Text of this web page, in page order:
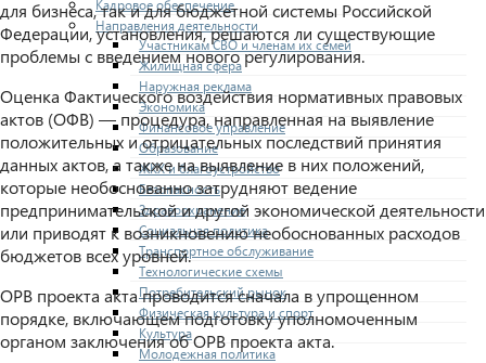
Кадровое обеспечение
Направления деятельности
Участникам СВО и членам их семей
Жилищная сфера
Наружная реклама
Экономика
Финансовое управление
Образование
ЖКХ и благоустройство
Безопасность
Здравоохранение
Социальная политика
Транспортное обслуживание
Технологические схемы
Потребительский рынок
Физическая культура и спорт
Культура
Молодежная политика
для бизнеса, так и для бюджетной системы Российской
Федерации, установления, решаются ли существующие
проблемы с введением нового регулирования.
Оценка Фактического воздействия нормативных правовых
актов (ОФВ) — процедура, направленная на выявление
положительных и отрицательных последствий принятия
данных актов, а также на выявление в них положений,
которые необоснованно затрудняют ведение
предпринимательской и другой экономической деятельности
или приводят к возникновению необоснованных расходов
бюджетов всех уровней.
ОРВ проекта акта проводится сначала в упрощенном
порядке, включающем подготовку уполномоченным
органом заключения об ОРВ проекта акта.